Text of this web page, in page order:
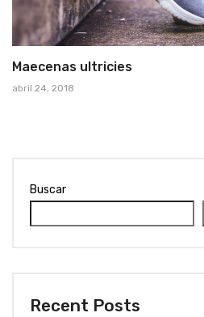
Maecenas ultricies
abril 24, 2018
Buscar
Recent Posts